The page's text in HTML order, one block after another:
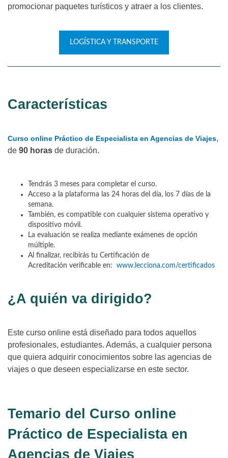
promocionar paquetes turísticos y atraer a los clientes.
LOGÍSTICA Y TRANSPORTE
Características
Curso online Práctico de Especialista en Agencias de Viajes,
de 90 horas de duración.
Tendrás 3 meses para completar el curso.
Acceso a la plataforma las 24 horas del día, los 7 días de la
semana.
También, es compatible con cualquier sistema operativo y
dispositivo móvil.
La evaluación se realiza mediante exámenes de opción
múltiple.
Al finalizar, recibirás tu Certificación de
Acreditación verificable en: www.lecciona.com/certificados
¿A quién va dirigido?
Este curso online está diseñado para todos aquellos
profesionales, estudiantes. Además, a cualquier persona
que quiera adquirir conocimientos sobre las agencias de
viajes o que deseen especializarse en este sector.
Temario del Curso online
Práctico de Especialista en
Agencias de Viajes